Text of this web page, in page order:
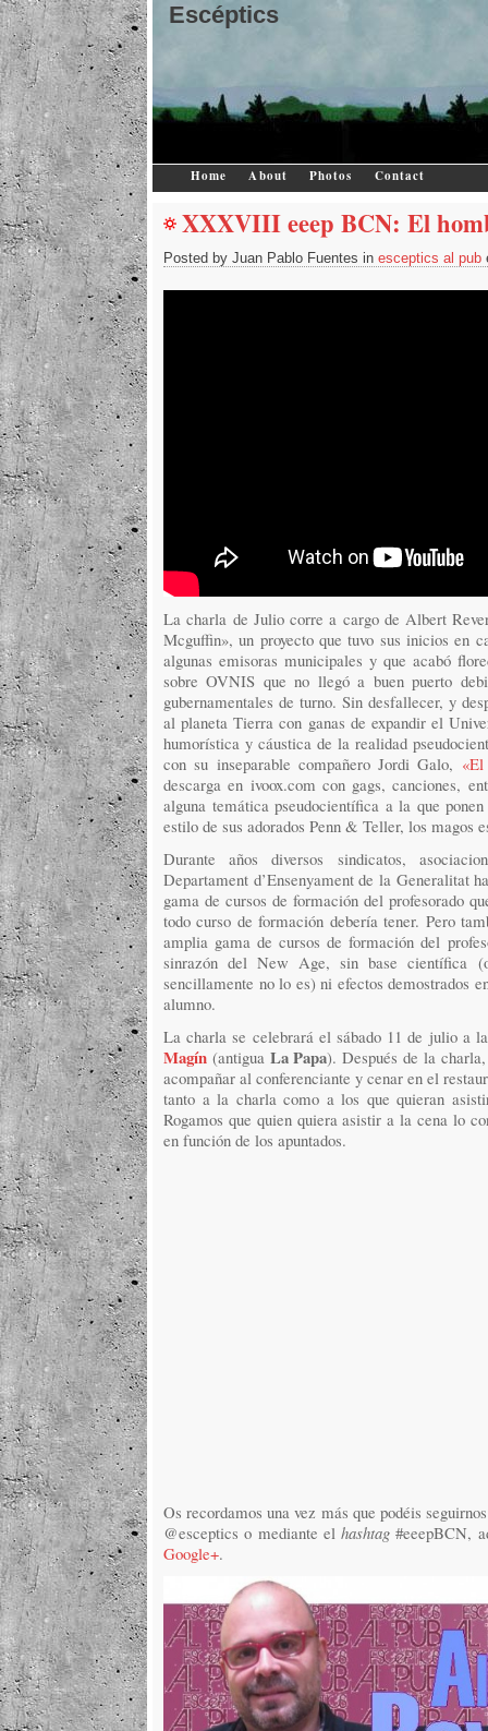
Escéptics
Home About Photos Contact
XXXVIII eeep BCN: El
Posted by Juan Pablo Fuentes in esceptics al pub
La charla de Julio corre a cargo de Albert
Mcguffin», un proyecto que tuvo sus inicios en
algunas emisoras municipales y que acabó
sobre OVNIS que no llegó a buen puerto
gubernamentales de turno. Sin desfallecer, y
al planeta Tierra con ganas de expandir el
humorística y cáustica de la realidad
con su inseparable compañero Jordi Galo,
descarga en ivoox.com con gags, canciones,
alguna temática pseudocientífica a la que
estilo de sus adorados Penn & Teller, los magos
Durante años diversos sindicatos,
Departament d’Ensenyament de la Generalitat
gama de cursos de formación del profesorado
todo curso de formación debería tener. Pero
amplia gama de cursos de formación del
sinrazón del New Age, sin base científica
sencillamente no lo es) ni efectos demostrados
alumno.
La charla se celebrará el sábado 11 de julio a
Magín (antigua La Papa). Después de la
acompañar al conferenciante y cenar en el
tanto a la charla como a los que quieran
Rogamos que quien quiera asistir a la cena lo
en función de los apuntados.
Os recordamos una vez más que podéis
@esceptics o mediante el hashtag #eeepBCN,
Google+.